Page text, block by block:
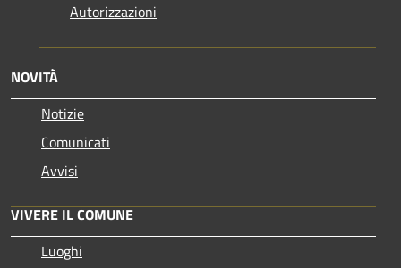
Autorizzazioni
NOVITÀ
Notizie
Comunicati
Avvisi
VIVERE IL COMUNE
Luoghi